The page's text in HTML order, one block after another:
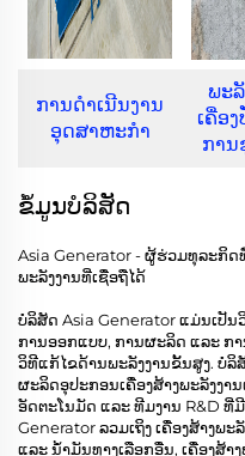
ການດຳເນີນງານ
ອຸດສາຫະກຳ
ພະ
ເຄື່ອ
ກາ
ຂໍ້ມູນບໍລິສັດ
Asia Generator - ຜູ້ຮ່ວມທຸລະກິ
ພະລັງງານທີ່ເຊື່ອຖືໄດ້
ບໍລິສັດ Asia Generator ແມ່ນເປັ
ການອອກແບບ, ການຜະລິດ ແລະ ກ
ວິທີແກ້ໄຂດ້ານພະລັງງານຂັ້ນສູງ. ບໍ
ຜະລິດອຸປະກອນເຄື່ອງສ້າງພະລັງງ
ອັດຕະໂນມັດ ແລະ ທີມງານ R&D
Generator ລວມເຖິງ ເຄື່ອງສ້າງພ
ແລະ ນ້ຳມັນທາງເລືອກອື່ນ, ເຄື່ອງສ້